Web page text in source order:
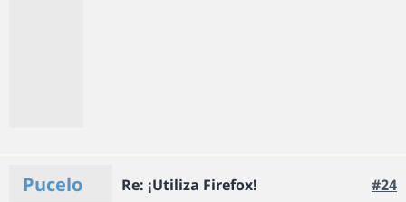
Pucelo Re: ¡Utiliza Firefox! #24